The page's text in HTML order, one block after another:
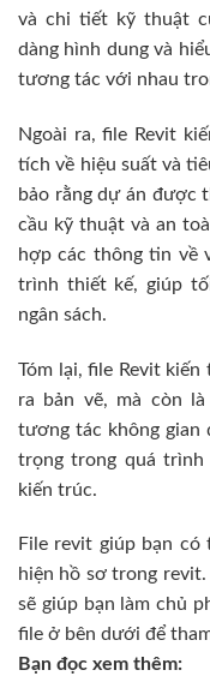
và chi tiết kỹ thuật
dàng hình dung và
tương tác với nhau
Ngoài ra, file Revit
tích về hiệu suất và
bảo rằng dự án được
cầu kỹ thuật và an
hợp các thông tin về
trình thiết kế, giúp
ngân sách.
Tóm lại, file Revit
ra bản vẽ, mà còn
tương tác không gian
trọng trong quá
kiến trúc.
File revit giúp bạn có
hiện hồ sơ trong
sẽ giúp bạn làm chủ
file ở bên dưới để
Bạn đọc xem thêm: